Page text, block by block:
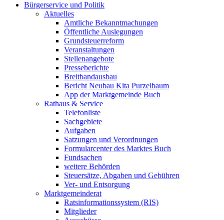
Bürgerservice und Politik
Aktuelles
Amtliche Bekanntmachungen
Öffentliche Auslegungen
Grundsteuerreform
Veranstaltungen
Stellenangebote
Presseberichte
Breitbandausbau
Bericht Neubau Kita Purzelbaum
App der Marktgemeinde Buch
Rathaus & Service
Telefonliste
Sachgebiete
Aufgaben
Satzungen und Verordnungen
Formularcenter des Marktes Buch
Fundsachen
weitere Behörden
Steuersätze, Abgaben und Gebühren
Ver- und Entsorgung
Marktgemeinderat
Ratsinformationssystem (RIS)
Mitglieder